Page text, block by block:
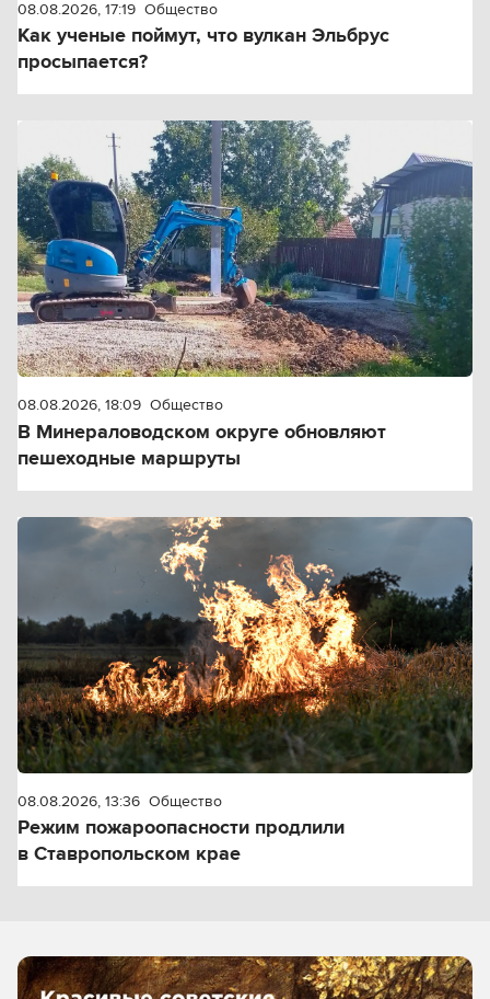
08.08.2026, 17:19 Общество
Как ученые поймут, что вулкан Эльбрус
просыпается?
08.08.2026, 18:09 Общество
В Минераловодском округе обновляют
пешеходные маршруты
08.08.2026, 13:36 Общество
Режим пожароопасности продлили
в Ставропольском крае